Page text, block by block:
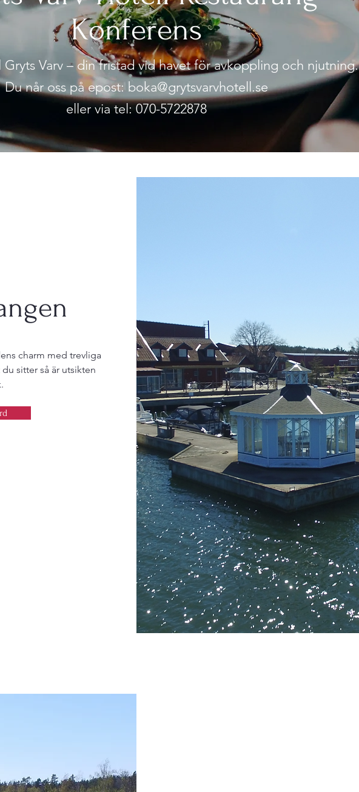
Konferens
Varv – din fristad vid havet för avkoppling och njutning.
Du når oss på epost: boka@grytsvarvhotell.se
eller via tel: 070-5722878
charm med trevliga
sitter så är utsikten